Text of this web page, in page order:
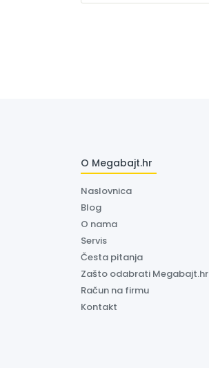
O Megabajt.hr
Naslovnica
Blog
O nama
Servis
Česta pitanja
Zašto odabrati Megabajt.hr
Račun na firmu
Kontakt